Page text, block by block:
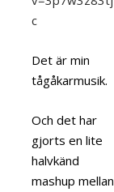
c
Det är min
tågåkarmusik.
Och det har
gjorts en lite
halvkänd
mashup mellan